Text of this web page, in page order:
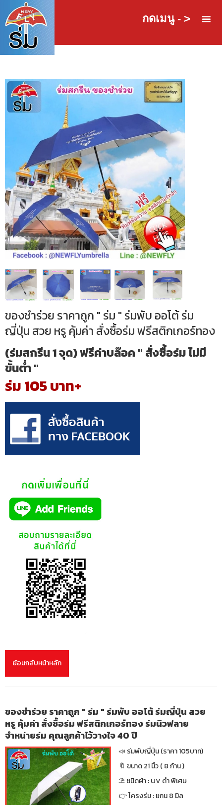
กดเมนู - >
ของชำร่วย ราคาถูก " ร่ม " ร่มพับ ออโต้ ร่ม
ญี่ปุ่น สวย หรู คุ้มค่า สั่งซื้อร่ม ฟรีสติกเกอร์ทอง
(ร่มสกรีน 1 จุด) ฟรีค่าบล๊อค " สั่งซื้อร่ม ไม่มี
ขั้นต่ำ "
ร่ม 105 บาท+
ย้อนกลับหน้าหลัก
ของชำร่วย ราคาถูก " ร่ม " ร่มพับ ออโต้ ร่มญี่ปุ่น สวย
หรู คุ้มค่า สั่งซื้อร่ม ฟรีสติกเกอร์ทอง ร่มนิวฟลาย
จำหน่ายร่ม คุณลูกค้าไว้วางใจ 40 ปี
📣 ร่มพับญี่ปุ่น (ราคา 105บาท)
🔖 ขนาด 21 นิ้ว ( 8 ก้าน )
⛱ ชนิดผ้า : UV ดำ พิเศษ
👉 โครงร่ม : แกน 8 มิล